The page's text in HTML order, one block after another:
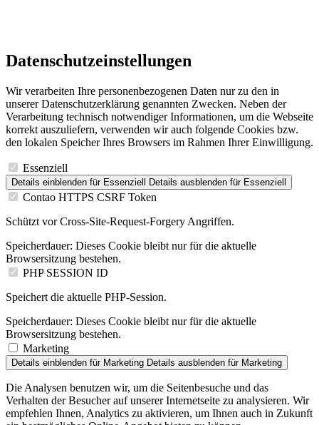
Datenschutzeinstellungen
Wir verarbeiten Ihre personenbezogenen Daten nur zu den in
unserer Datenschutzerklärung genannten Zwecken. Neben der
Verarbeitung technisch notwendiger Informationen, um die Webseite
korrekt auszuliefern, verwenden wir auch folgende Cookies bzw.
den lokalen Speicher Ihres Browsers im Rahmen Ihrer Einwilligung.
Essenziell
Details einblenden für Essenziell Details ausblenden für Essenziell
Contao HTTPS CSRF Token
Schützt vor Cross-Site-Request-Forgery Angriffen.
Speicherdauer: Dieses Cookie bleibt nur für die aktuelle
Browsersitzung bestehen.
PHP SESSION ID
Speichert die aktuelle PHP-Session.
Speicherdauer: Dieses Cookie bleibt nur für die aktuelle
Browsersitzung bestehen.
Marketing
Details einblenden für Marketing Details ausblenden für Marketing
Die Analysen benutzen wir, um die Seitenbesuche und das
Verhalten der Besucher auf unserer Internetseite zu analysieren. Wir
empfehlen Ihnen, Analytics zu aktivieren, um Ihnen auch in Zukunft